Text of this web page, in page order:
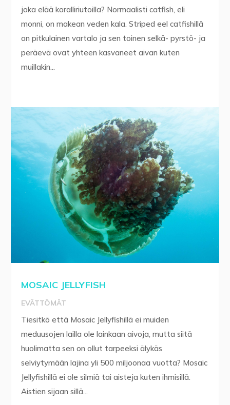
joka elää koralliriutoilla? Normaalisti catfish, eli
monni, on makean veden kala. Striped eel catfishillä
on pitkulainen vartalo ja sen toinen selkä- pyrstö- ja
peräevä ovat yhteen kasvaneet aivan kuten
muillakin...
MOSAIC JELLYFISH
EVÄTTÖMÄT
Tiesitkö että Mosaic Jellyfishillä ei muiden
meduusojen lailla ole lainkaan aivoja, mutta siitä
huolimatta sen on ollut tarpeeksi älykäs
selviytymään lajina yli 500 miljoonaa vuotta? Mosaic
Jellyfishillä ei ole silmiä tai aisteja kuten ihmisillä.
Aistien sijaan sillä...